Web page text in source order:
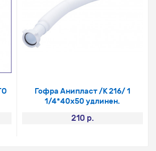
Гофра Анипласт /К 216/ 1
1/4*40х50 удлинен.
210 р.